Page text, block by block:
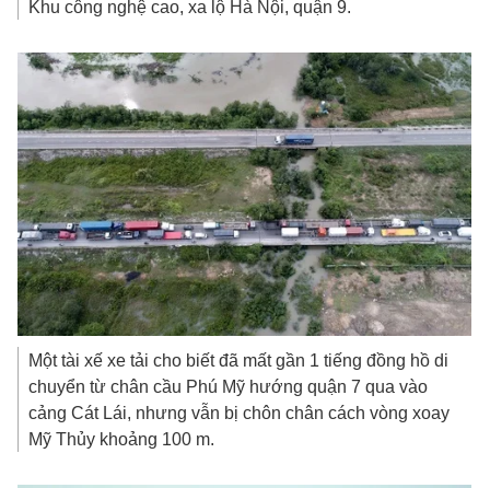
Khu công nghệ cao, xa lộ Hà Nội, quận 9.
Một tài xế xe tải cho biết đã mất gần 1 tiếng đồng hồ di
chuyển từ chân cầu Phú Mỹ hướng quận 7 qua vào
cảng Cát Lái, nhưng vẫn bị chôn chân cách vòng xoay
Mỹ Thủy khoảng 100 m.